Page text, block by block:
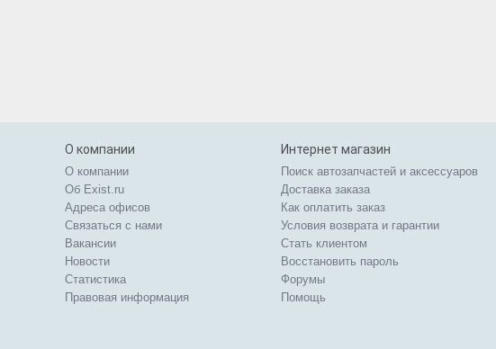
О компании
О компании
Об Exist.ru
Адреса офисов
Связаться с нами
Вакансии
Новости
Статистика
Правовая информация
Интернет магазин
Поиск автозапчастей и аксессуаров
Доставка заказа
Как оплатить заказ
Условия возврата и гарантии
Стать клиентом
Восстановить пароль
Форумы
Помощь